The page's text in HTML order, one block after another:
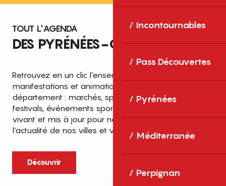
Incontournables
Pass Découvertes
Pyrénées
Méditerranée
Perpignan
TOUT L'AGENDA
DES PYRÉNÉES-ORIENTALES
Retrouvez en un clic l’ensemble des fêtes,
manifestations et animations recensées dans le
département : marchés, spectacles, expositions,
festivals, événements sportifs et culturels… un agenda
vivant et mis à jour pour ne rien manquer de
l’actualité de nos villes et villages.
Découvrir